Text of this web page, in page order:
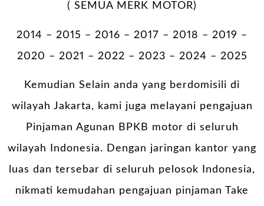
( SEMUA MERK MOTOR)
2014 – 2015 – 2016 – 2017 – 2018 – 2019 –
2020 – 2021 – 2022 – 2023 – 2024 – 2025
Kemudian Selain anda yang berdomisili di
wilayah Jakarta, kami juga melayani pengajuan
Pinjaman Agunan BPKB motor di seluruh
wilayah Indonesia. Dengan jaringan kantor yang
luas dan tersebar di seluruh pelosok Indonesia,
nikmati kemudahan pengajuan pinjaman Take